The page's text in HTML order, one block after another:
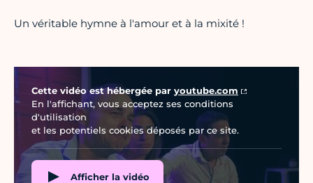
Un véritable hymne à l'amour et à la mixité !
Cette vidéo est hébergée par youtube.com
En l'affichant, vous acceptez ses conditions
d'utilisation
et les potentiels cookies déposés par ce site.
Afficher la vidéo